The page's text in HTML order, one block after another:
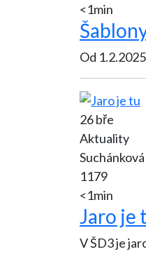
<1min
Od
26 bře
Aktuality
Suchánková
1179
<1min
Jaro je
V ŠD3 je